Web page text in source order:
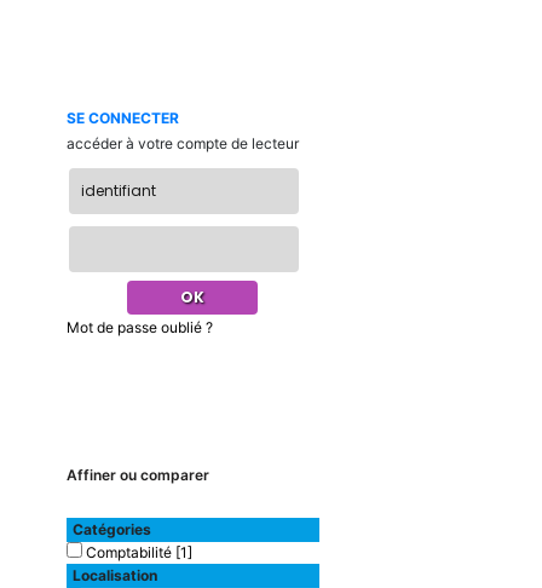
SE CONNECTER
accéder à votre compte de lecteur
Mot de passe oublié ?
Affiner ou comparer
Catégories
Comptabilité [1]
Localisation